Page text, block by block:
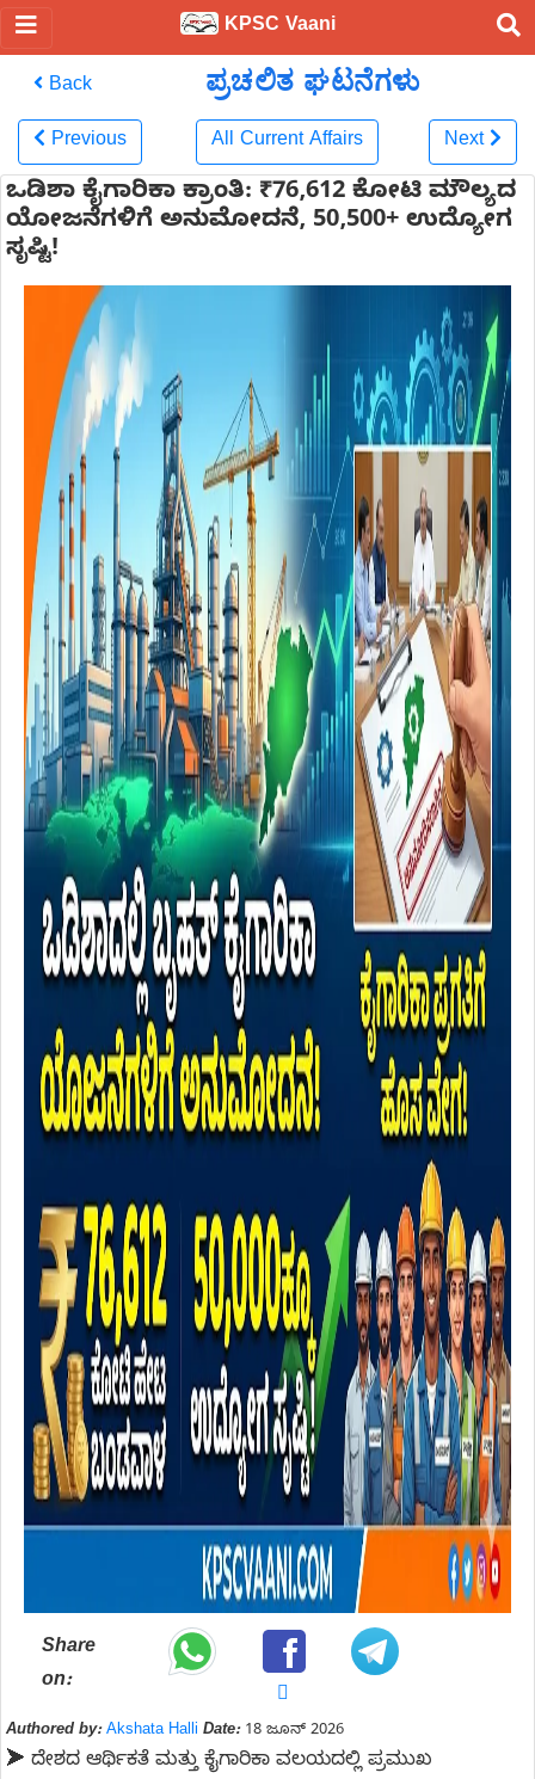
KPSC Vaani
Back ಪ್ರಚಲಿತ ಘಟನೆಗಳು
Previous All Current Affairs Next
ಒಡಿಶಾ ಕೈಗಾರಿಕಾ ಕ್ರಾಂತಿ: ₹76,612 ಕೋಟಿ ಮೌಲ್ಯದ
ಯೋಜನೆಗಳಿಗೆ ಅನುಮೋದನೆ, 50,500+ ಉದ್ಯೋಗ
ಸೃಷ್ಟಿ!
Share
on:
Authored by: Akshata Halli Date:18 ಜೂನ್ 2026
➤ ದೇಶದ ಆರ್ಥಿಕತೆ ಮತ್ತು ಕೈಗಾರಿಕಾ ವಲಯದಲ್ಲಿ ಪ್ರಮುಖ